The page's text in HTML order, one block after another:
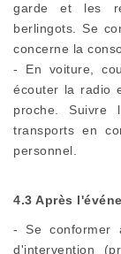
garde et les
berlingots. Se
concerne la
- En voiture,
écouter la radio
proche. Suivre
transports en
personnel.
4.3 Après
- Se conformer
d'intervention